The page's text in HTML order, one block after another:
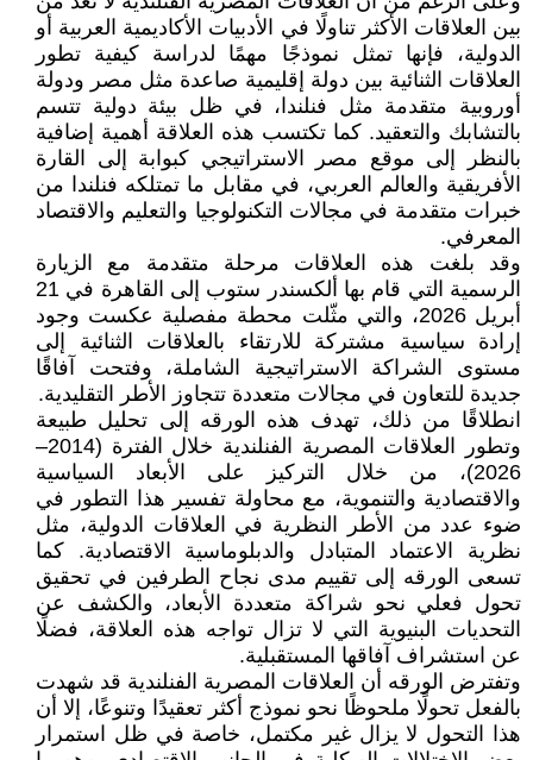
بين العلاقات الأكثر تناولًا في الأدبيات الأكاديمية العربية أو
الدولية، فإنها تمثل نموذجًا مهمًا لدراسة كيفية تطور
العلاقات الثنائية بين دولة إقليمية صاعدة مثل مصر ودولة
أوروبية متقدمة مثل فنلندا، في ظل بيئة دولية تتسم
بالتشابك والتعقيد. كما تكتسب هذه العلاقة أهمية إضافية
بالنظر إلى موقع مصر الاستراتيجي كبوابة إلى القارة
الأفريقية والعالم العربي، في مقابل ما تمتلكه فنلندا من
خبرات متقدمة في مجالات التكنولوجيا والتعليم والاقتصاد
المعرفي.
وقد بلغت هذه العلاقات مرحلة متقدمة مع الزيارة
الرسمية التي قام بها ألكسندر ستوب إلى القاهرة في 21
أبريل 2026، والتي مثّلت محطة مفصلية عكست وجود
إرادة سياسية مشتركة للارتقاء بالعلاقات الثنائية إلى
مستوى الشراكة الاستراتيجية الشاملة، وفتحت آفاقًا
جديدة للتعاون في مجالات متعددة تتجاوز الأطر التقليدية.
انطلاقًا من ذلك، تهدف هذه الورقه إلى تحليل طبيعة
وتطور العلاقات المصرية الفنلندية خلال الفترة (2014–
2026)، من خلال التركيز على الأبعاد السياسية
والاقتصادية والتنموية، مع محاولة تفسير هذا التطور في
ضوء عدد من الأطر النظرية في العلاقات الدولية، مثل
نظرية الاعتماد المتبادل والدبلوماسية الاقتصادية. كما
تسعى الورقه إلى تقييم مدى نجاح الطرفين في تحقيق
تحول فعلي نحو شراكة متعددة الأبعاد، والكشف عن
التحديات البنيوية التي لا تزال تواجه هذه العلاقة، فضلًا
عن استشراف آفاقها المستقبلية.
وتفترض الورقه أن العلاقات المصرية الفنلندية قد شهدت
بالفعل تحولًا ملحوظًا نحو نموذج أكثر تعقيدًا وتنوعًا، إلا أن
هذا التحول لا يزال غير مكتمل، خاصة في ظل استمرار